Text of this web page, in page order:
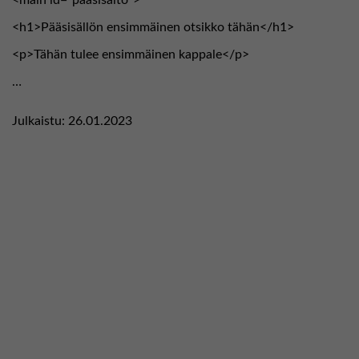
<h1>Pääsisällön ensimmäinen otsikko tähän</h1>
<p>Tähän tulee ensimmäinen kappale</p>
…
Julkaistu: 26.01.2023